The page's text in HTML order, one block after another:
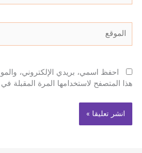
احفظ اسمي، بريدي الإلكتروني،
هذا المتصفح لاستخدامها المرة المقبلة